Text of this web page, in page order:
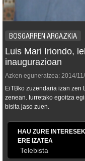
BOSGARREN ARGAZKIA
Luis Mari Iriondo,
inaugurazioan
Azken eguneratzea: 2014/
EiTBko zuzendaria izan zen
zenean. Iurretako egoitza
bisita jaso zuen.
HAU ZURE
ERE IZATEA
Telebista